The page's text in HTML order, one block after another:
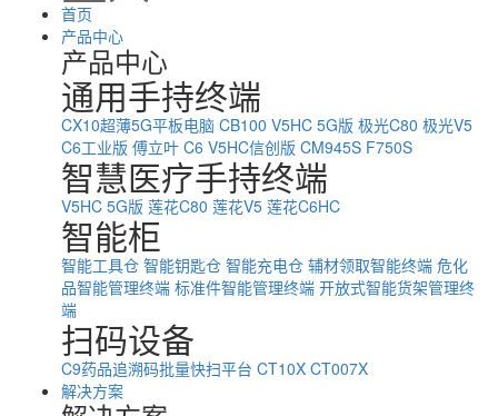
首页
产品中心
产品中心
通用手持终端
CX10超薄5G平板电脑 CB100 V5HC 5G版 极光C80 极光V5
C6工业版 傅立叶 C6 V5HC信创版 CM945S F750S
智慧医疗手持终端
V5HC 5G版 莲花C80 莲花V5 莲花C6HC
智能柜
智能工具仓 智能钥匙仓 智能充电仓 辅材领取智能终端 危化
品智能管理终端 标准件智能管理终端 开放式智能货架管理终
端
扫码设备
C9药品追溯码批量快扫平台 CT10X CT007X
解决方案